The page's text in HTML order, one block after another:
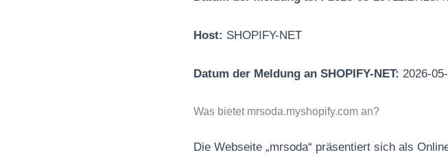
Host: SHOPIFY-NET
Datum der Meldung an SHOPIFY-NET: 2026-
Was bietet mrsoda.myshopify.com an?
Die Webseite „mrsoda“ präsentiert sich als